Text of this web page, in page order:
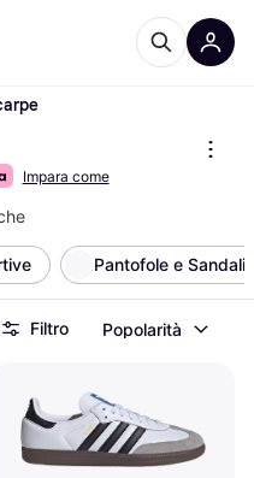
Impara come
Pantofole e Sandali
Filtro Popolarità